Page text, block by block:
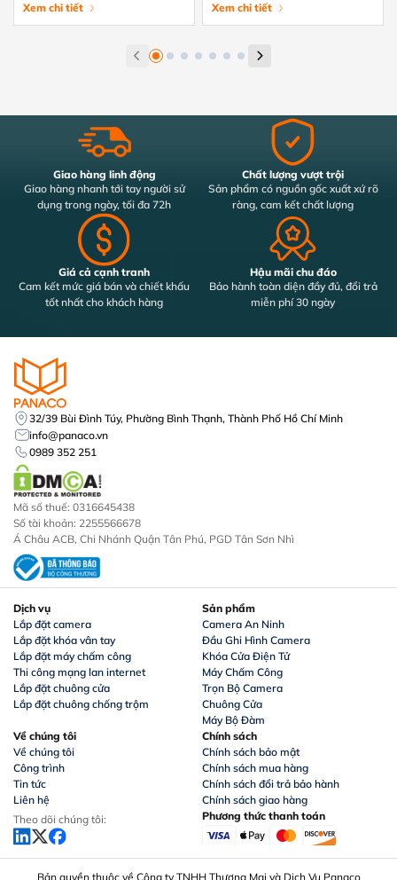
tránh hiệu quả
Xem chi tiết
tiết từ A-Z
Xem chi tiết
Giao hàng linh động
Giao hàng nhanh tới tay người sử
dụng trong ngày, tối đa 72h
Chất lượng vượt trội
Sản phẩm có nguồn gốc xuất xứ rõ
ràng, cam kết chất lượng
Giá cả cạnh tranh
Cam kết mức giá bán và chiết khấu
tốt nhất cho khách hàng
Hậu mãi chu đáo
Bảo hành toàn diện đầy đủ, đổi trả
miễn phí 30 ngày
Về chúng tôi
Về chúng tôi
Công trình
Tin tức
Liên hệ
Theo dõi chúng tôi:
Dịch vụ
Lắp đặt camera
Lắp đặt khóa vân tay
Lắp đặt máy chấm công
Thi công mạng lan internet
Lắp đặt chuông cửa
Lắp đặt chuông chống trộm
Sản phẩm
Camera An Ninh
Đầu Ghi Hình Camera
Khóa Cửa Điện Tử
Máy Chấm Công
Trọn Bộ Camera
Chuông Cửa
Máy Bộ Đàm
Chính sách
Chính sách bảo mật
Chính sách mua hàng
Chính sách đổi trả bảo hành
Chính sách giao hàng
Phương thức thanh toán
32/39 Bùi Đình Túy, Phường Bình Thạnh, Thành Phố Hồ Chí Minh
info@panaco.vn
0989 352 251
Mã số thuế: 0316645438
Số tài khoản: 2255566678
Á Châu ACB, Chi Nhánh Quận Tân Phú, PGD Tân Sơn Nhì
Bản quyền thuộc về Công ty TNHH Thương Mại và Dịch Vụ Panaco